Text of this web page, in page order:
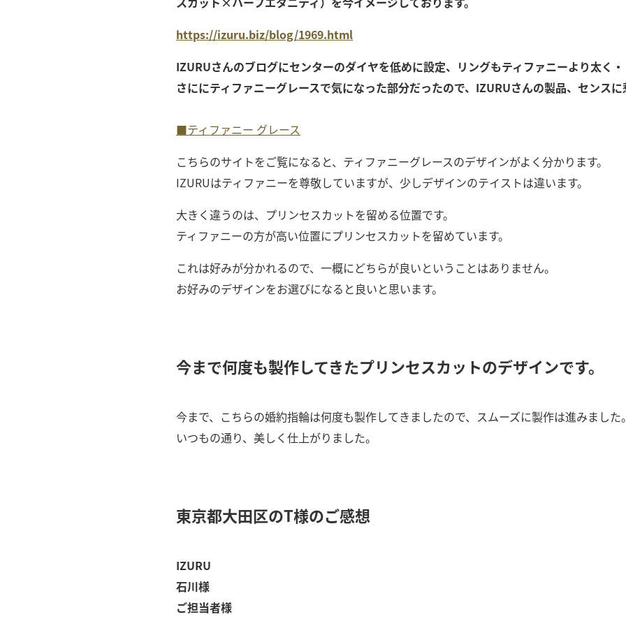
https://izuru.biz/blog/1969.html
IZURUさんのブログにセンターのダイヤを低めに設定、リングもティファニーより太く
さににティファニーグレースで気になった部分だったので、IZURUさんの製品、センス
■ティファニー グレース
こちらのサイトをご覧になると、ティファニーグレースのデザインがよく分かります。
IZURUはティファニーを尊敬していますが、少しデザインのテイストは違います。
大きく違うのは、プリンセスカットを留める位置です。
ティファニーの方が高い位置にプリンセスカットを留めています。
これは好みが分かれるので、一概にどちらが良いということはありません。
お好みのデザインをお選びになると良いと思います。
今まで何度も製作してきたプリンセスカットのデザインです。
今まで、こちらの婚約指輪は何度も製作してきましたので、スムーズに製作は進みました
いつもの通り、美しく仕上がりました。
東京都大田区のT様のご感想
IZURU
石川様
ご担当者様